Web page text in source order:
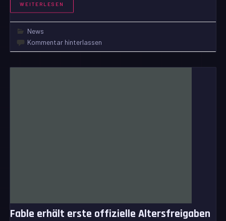
WEITERLESEN
News
Kommentar hinterlassen
Fable erhält erste offizielle Altersfreigaben